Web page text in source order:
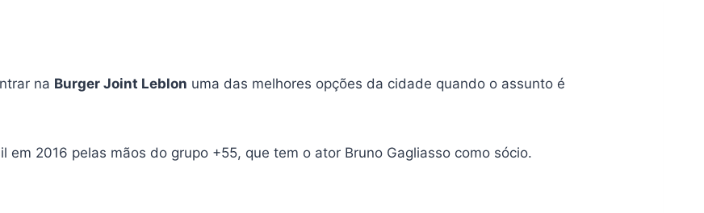
na Burger Joint Leblon uma das melhores opções da cidade quando o assunto é
em 2016 pelas mãos do grupo +55, que tem o ator Bruno Gagliasso como sócio.